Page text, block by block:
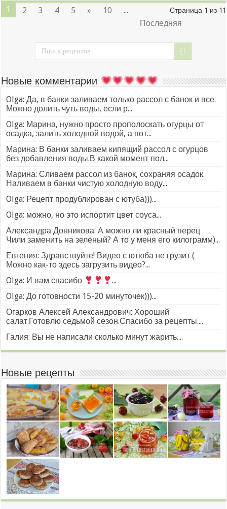
Страница 1 из 11
1 2 3 4 5 » 10
...
Последняя
Новые комментарии
Olga: Да, в банки заливаем только рассол с банок и все.
Можно долить чуть воды, если р...
Olga: Марина, нужно просто прополоскать огурцы от
осадка, залить холодной водой, а пот...
Марина: В банки заливаем кипящий рассол с огурцов
без добавления воды.В какой момент пол...
Марина: Сливаем рассол из банок, сохраняя осадок.
Наливаем в банки чистую холодную воду...
Olga: Рецепт продублирован с ютуба)))...
Olga: можно, но это испортит цвет соуса...
Александра Донникова: А можно ли красный перец
Чили заменить на зелёный? А то у меня его килограмм)...
Евгения: Здравствуйте! Видео с ютюба не грузит (
Можно как-то здесь загрузить видео?...
Olga: И вам спасибо
...
Olga: До готовности 15-20 минуточек)))...
Огарков Алексей Александрович: Хороший
салат.Готовлю седьмой сезон.Спасибо за рецепты....
Галия: Вы не написали сколько минут жарить....
Новые рецепты